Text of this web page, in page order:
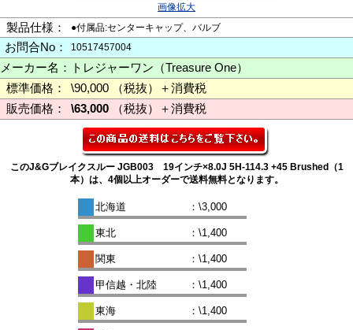
画像拡大
製品仕様： ●付属品:センターキャップ、バルブ
お問合No： 10517457004
メーカー名：
トレジャーワン（Treasure One）
標準価格：
\90,000 （税抜）＋消費税
販売価格：
\63,000 （税抜）＋消費税
このJ&Gブレイクスルー JGB003 19インチ×8.0J 5H-114.3 +45 Brushed（1
本）は、4個以上オーダーで送料無料となります。
北海道 ：\3,000
東北 ：\1,400
関東 ：\1,400
甲信越・北陸 ：\1,400
東海 ：\1,400